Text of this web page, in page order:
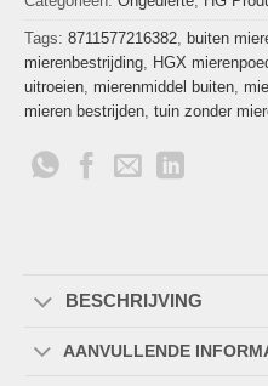
Tags: 8711577216382, buiten
mierenbestrijding, HGX
uitroeien, mierenmiddel buiten,
mieren bestrijden, tuin zonder
BESCHRIJVING
AANVULLENDE